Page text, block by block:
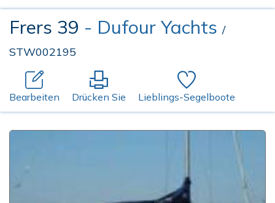
Frers 39 - Dufour Yachts /
STW002195
Bearbeiten Drücken Sie Lieblings-Segelboote